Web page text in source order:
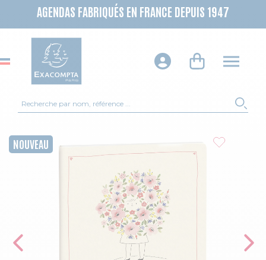
AGENDAS FABRIQUÉS EN FRANCE DEPUIS 1947
Skip to the end of the images gallery
NOUVEAU